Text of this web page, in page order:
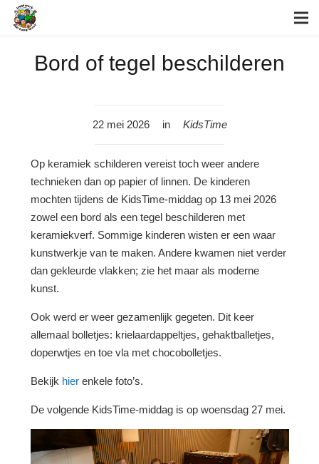
Bord of tegel beschilderen
22 mei 2026 in KidsTime
Op keramiek schilderen vereist toch weer andere
technieken dan op papier of linnen. De kinderen
mochten tijdens de KidsTime-middag op 13 mei 2026
zowel een bord als een tegel beschilderen met
keramiekverf. Sommige kinderen wisten er een waar
kunstwerkje van te maken. Andere kwamen niet verder
dan gekleurde vlakken; zie het maar als moderne
kunst.
Ook werd er weer gezamenlijk gegeten. Dit keer
allemaal bolletjes: krielaardappeltjes, gehaktballetjes,
doperwtjes en toe vla met chocobolletjes.
Bekijk hier enkele foto’s.
De volgende KidsTime-middag is op woensdag 27 mei.